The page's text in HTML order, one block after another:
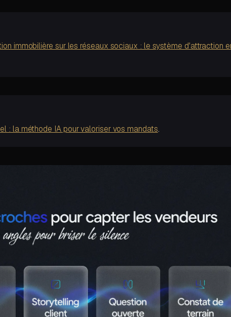
immobilière sur les réseaux sociaux : le système d'attraction
: la méthode IA pour valoriser vos mandats.